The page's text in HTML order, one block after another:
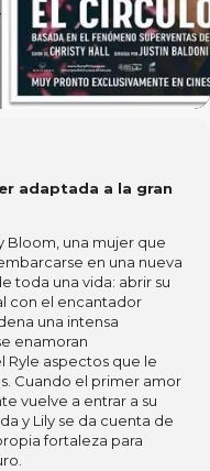
adaptada a la gran
Bloom, una mujer que
en una nueva
toda una vida: abrir su
con el encantador
una intensa
enamoran
Ryle aspectos que le
Cuando el primer amor
vuelve a entrar a su
y Lily se da cuenta de
fortaleza para